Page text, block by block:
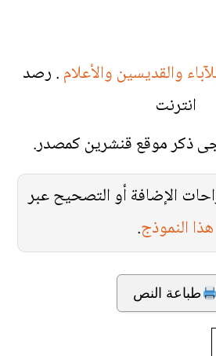
والقديسين والأعلام. رصد
انترنت
ذكر موقع قنشرين كمصدر.
الإضافة أو التصحيح عبر
هذا النموذج.
طباعة النص